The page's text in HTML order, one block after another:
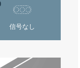
信号なし